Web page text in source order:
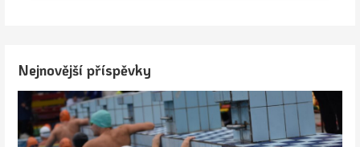
Nejnovější příspěvky